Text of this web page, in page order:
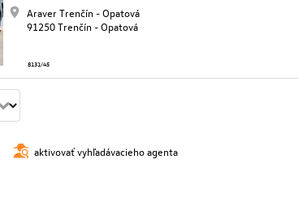
Araver Trenčín - Opatová
91250 Trenčín - Opatová
8131/45
aktivovať vyhľadávacieho agenta